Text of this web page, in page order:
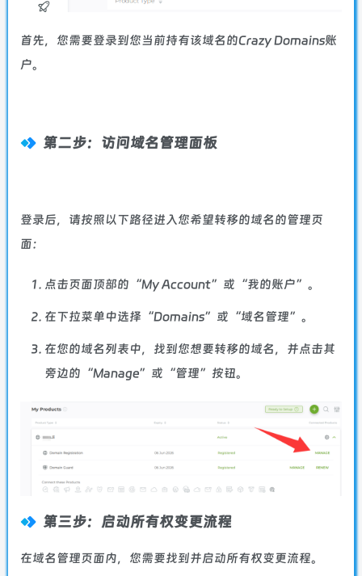
首先，您需要登录到您当前持有该域名的Crazy Domains账
户。
第二步：访问域名管理面板
登录后，请按照以下路径进入您希望转移的域名的管理页
面：
点击页面顶部的“My Account”或“我的账户”。
在下拉菜单中选择“Domains”或“域名管理”。
在您的域名列表中，找到您想要转移的域名，并点击其
旁边的“Manage”或“管理”按钮。
第三步：启动所有权变更流程
在域名管理页面内，您需要找到并启动所有权变更流程。